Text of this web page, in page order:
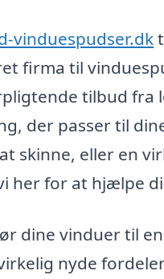
vinduespudser.dk
firma til
tilbud fra
der passer til
skinne, eller en
her for at hjælpe
dine vinduer til
nyde